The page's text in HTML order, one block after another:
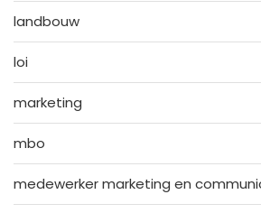
landbouw
loi
marketing
mbo
medewerker marketing en